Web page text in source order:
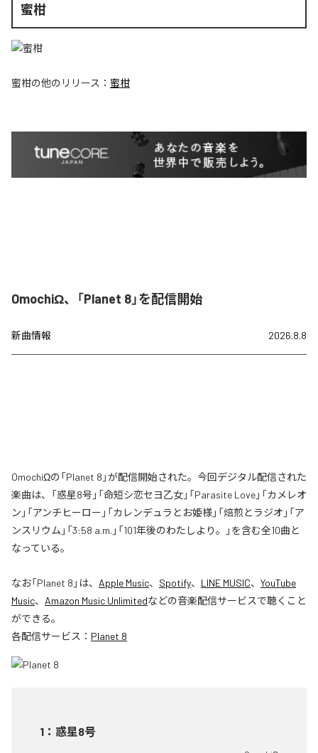
蜜柑
蜜柑の他のリリース： 蜜柑
OmochiΩ、「Planet 8」を配信開始
新曲情報 2026.8.8
OmochiΩの「Planet 8」が配信開始された。今回デジタル配信された
楽曲は、「惑星8号」「命短シ恋セヨ乙女」「Parasite Love」「カメレオ
ン」「アンチヒーロー」「カレンデュラとお姫様」「焙煎とラジオ」「ア
ンスリウム」「3:58 a.m.」「101年後のわたしより。」を含む全10曲と
なっている。
なお「Planet 8 」は、 Apple Music、 Spotify、 LINE MUSIC、 YouTube
Music、 Amazon Music Unlimitedなどの音楽配信サービスで聴くこと
ができる。
各配信サービス： Planet 8
1 ： 惑星8号